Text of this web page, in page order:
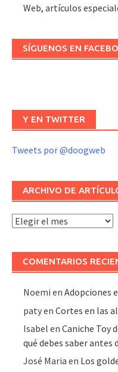
Web, artículos
SÍGUENOS EN
Y EN TWITTER
Tweets por @doogweb
ARCHIVO DE
Archivo
artículos
COMENTARIOS
Noemi enAdopciones
patyenCortes en las
Isabel enCaniche Toy
qué debes saber antes
José Maria en Los